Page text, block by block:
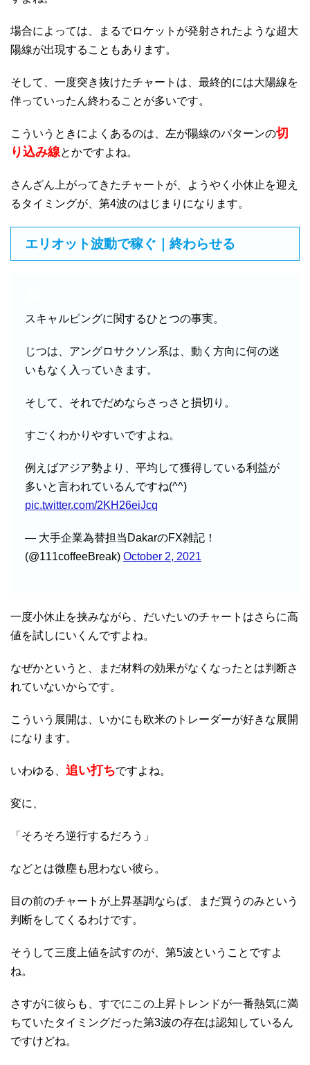
場合によっては、まるでロケットが発射されたような超大
陽線が出現することもあります。
そして、一度突き抜けたチャートは、最終的には大陽線を
伴っていったん終わることが多いです。
こういうときによくあるのは、左が陽線のパターンの切
り込み線とかですよね。
さんざん上がってきたチャートが、ようやく小休止を迎え
るタイミングが、第4波のはじまりになります。
エリオット波動で稼ぐ｜終わらせる
スキャルピングに関するひとつの事実。
じつは、アングロサクソン系は、動く方向に何の迷
いもなく入っていきます。
そして、それでだめならさっさと損切り。
すごくわかりやすいですよね。
例えばアジア勢より、平均して獲得している利益が
多いと言われているんですね(^^)
pic.twitter.com/2KH26eiJcq
— 大手企業為替担当DakarのFX雑記！
(@111coffeeBreak) October 2, 2021
一度小休止を挟みながら、だいたいのチャートはさらに高
値を試しにいくんですよね。
なぜかというと、まだ材料の効果がなくなったとは判断さ
れていないからです。
こういう展開は、いかにも欧米のトレーダーが好きな展開
になります。
いわゆる、 追い打ちですよね。
変に、
「そろそろ逆行するだろう」
などとは微塵も思わない彼ら。
目の前のチャートが上昇基調ならば、まだ買うのみという
判断をしてくるわけです。
そうして三度上値を試すのが、第5波ということですよ
ね。
さすがに彼らも、すでにこの上昇トレンドが一番熱気に満
ちていたタイミングだった第3波の存在は認知しているん
ですけどね。